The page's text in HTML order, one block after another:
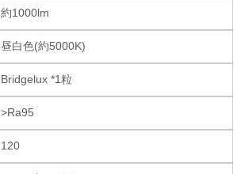
約1000lm
昼白色(約5000K)
Bridgelux *1粒
>Ra95
120